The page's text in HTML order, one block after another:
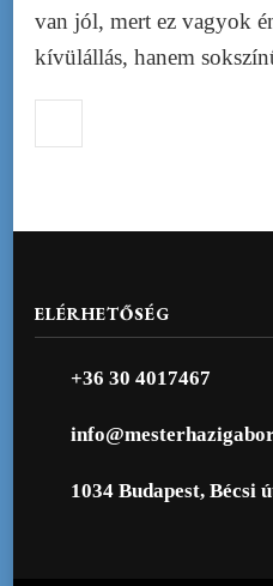
van jól, mert ez vagyok
kívülállás, hanem
ELÉRHETŐSÉG
+36 30 4017467
1034 Budapest, Bécsi